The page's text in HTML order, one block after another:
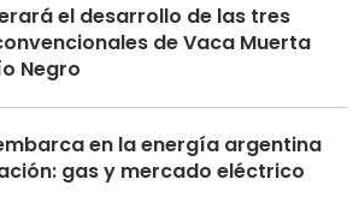
el desarrollo de las tres
de Vaca Muerta
Negro
en la energía argentina
gas y mercado eléctrico